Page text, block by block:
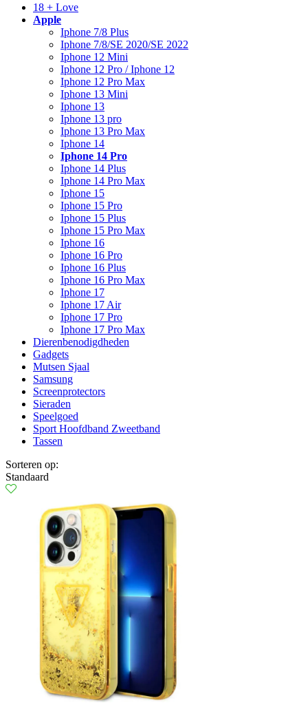
18 + Love
Apple
Iphone 7/8 Plus
Iphone 7/8/SE 2020/SE 2022
Iphone 12 Mini
Iphone 12 Pro / Iphone 12
Iphone 12 Pro Max
Iphone 13 Mini
Iphone 13
Iphone 13 pro
Iphone 13 Pro Max
Iphone 14
Iphone 14 Pro
Iphone 14 Plus
Iphone 14 Pro Max
Iphone 15
Iphone 15 Pro
Iphone 15 Plus
Iphone 15 Pro Max
Iphone 16
Iphone 16 Pro
Iphone 16 Plus
Iphone 16 Pro Max
Iphone 17
Iphone 17 Air
Iphone 17 Pro
Iphone 17 Pro Max
Dierenbenodigdheden
Gadgets
Mutsen Sjaal
Samsung
Screenprotectors
Sieraden
Speelgoed
Sport Hoofdband Zweetband
Tassen
Sorteren op:
Standaard